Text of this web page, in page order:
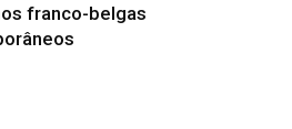
franco-belgas